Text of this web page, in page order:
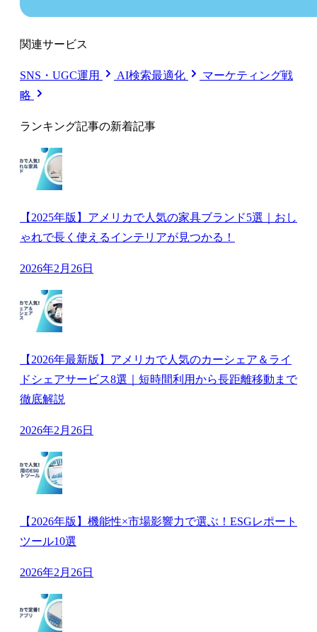
関連サービス
SNS・UGC運用 AI検索最適化
マーケティング戦
略
ランキング記事の新着記事
【2025年版】アメリカで人気の家具ブランド5選｜おし
ゃれで長く使えるインテリアが見つかる！
2026年2月26日
【2026年最新版】アメリカで人気のカーシェア＆ライ
ドシェアサービス8選｜短時間利用から長距離移動まで
徹底解説
2026年2月26日
【2026年版】機能性×市場影響力で選ぶ！ESGレポート
ツール10選
2026年2月26日